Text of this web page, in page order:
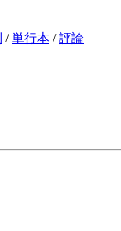
/単行本 /評論